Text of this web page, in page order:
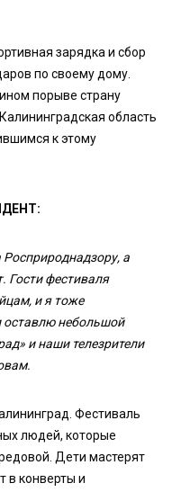
зарядка и сбор
по своему дому.
порыве страну
область
к этому
а
Гости фестиваля
и я тоже
оставлю небольшой
и наши телезрители
Фестиваль
людей, которые
Дети мастерят
в конверты и